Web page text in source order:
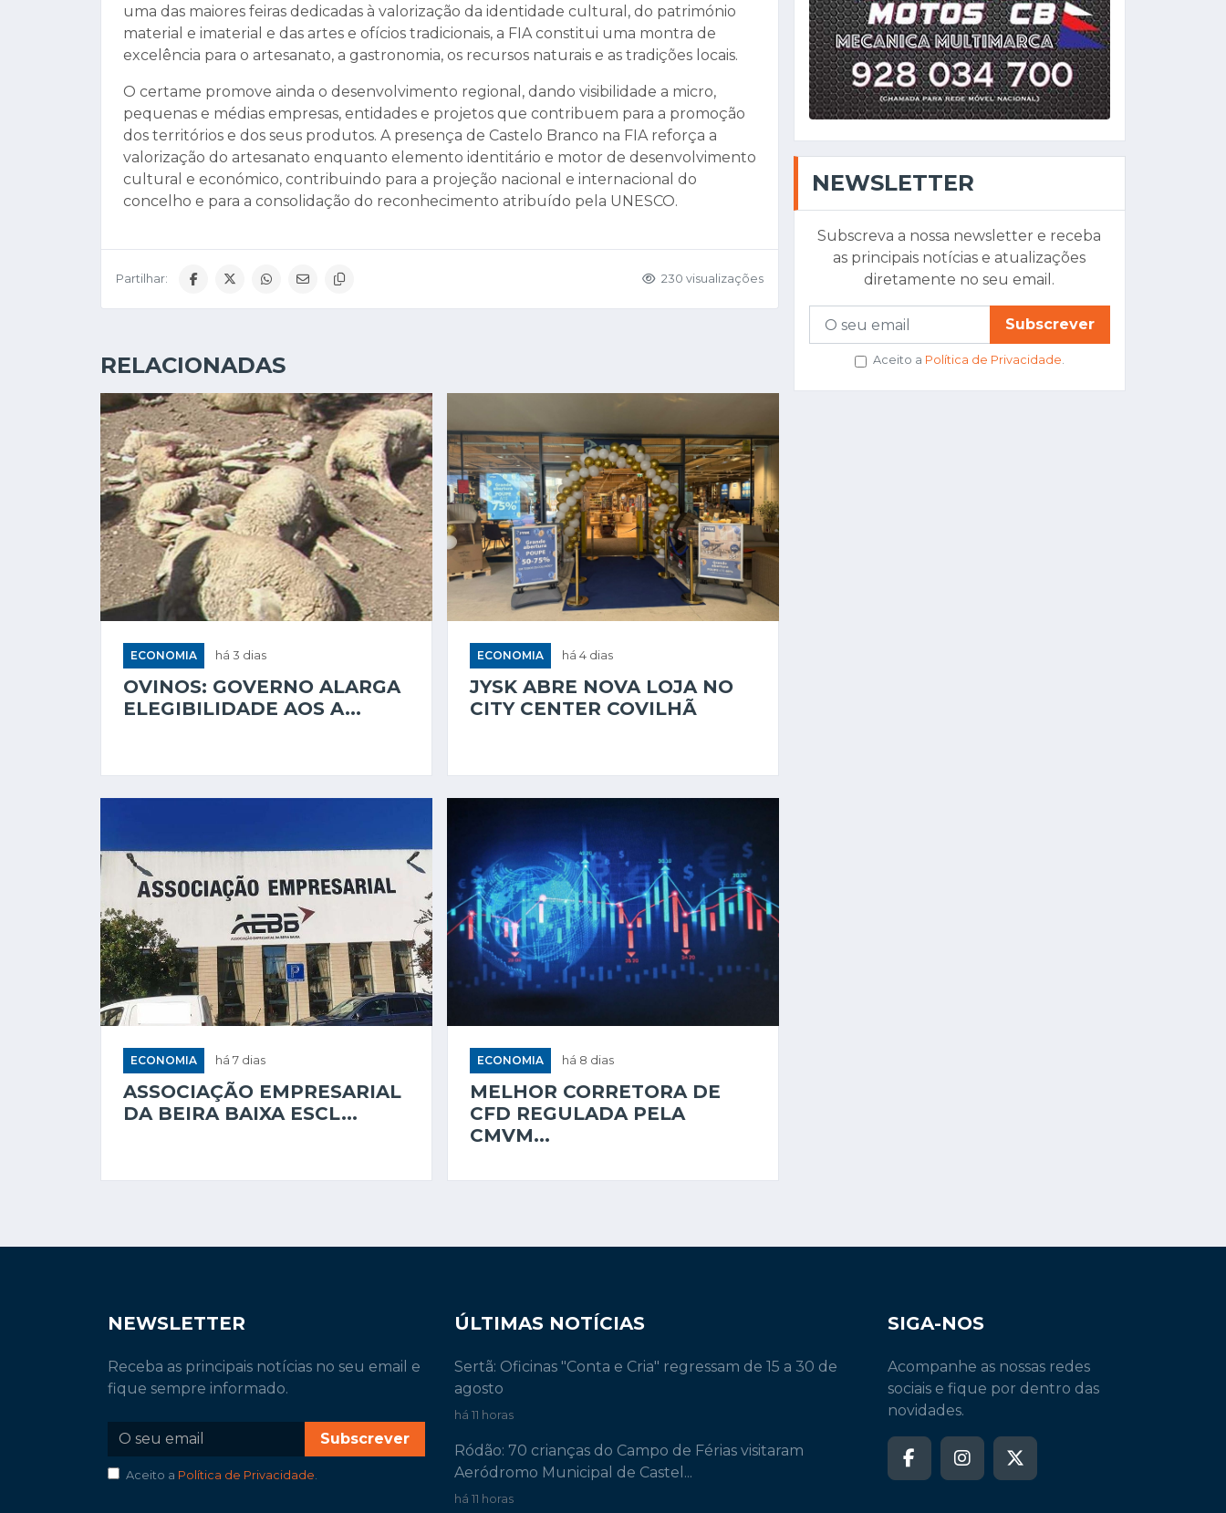
uma das maiores feiras dedicadas à valorização da identidade cultural, do património
material e imaterial e das artes e ofícios tradicionais, a FIA constitui uma montra de
excelência para o artesanato, a gastronomia, os recursos naturais e as tradições locais.
O certame promove ainda o desenvolvimento regional, dando visibilidade a micro,
pequenas e médias empresas, entidades e projetos que contribuem para a promoção
dos territórios e dos seus produtos. A presença de Castelo Branco na FIA reforça a
valorização do artesanato enquanto elemento identitário e motor de desenvolvimento
cultural e económico, contribuindo para a projeção nacional e internacional do
concelho e para a consolidação do reconhecimento atribuído pela UNESCO.
Partilhar: 230 visualizações
RELACIONADAS
ECONOMIA há 3 dias
OVINOS: GOVERNO ALARGA
ELEGIBILIDADE AOS A...
ECONOMIA há 4 dias
JYSK ABRE NOVA LOJA NO
CITY CENTER COVILHÃ
ECONOMIA há 7 dias
ASSOCIAÇÃO EMPRESARIAL
DA BEIRA BAIXA ESCL...
ECONOMIA há 8 dias
MELHOR CORRETORA DE
CFD REGULADA PELA
CMVM...
NEWSLETTER
Subscreva a nossa newsletter e receba
as principais notícias e atualizações
diretamente no seu email.
Subscrever
Aceito a Política de Privacidade.
NEWSLETTER
Receba as principais notícias no seu email e
fique sempre informado.
Subscrever
Aceito a Política de Privacidade
ÚLTIMAS NOTÍCIAS
Sertã: Oficinas "Conta e Cria" regressam de 15 a 30 de
agosto
há 11 horas
Ródão: 70 crianças do Campo de Férias visitaram
Aeródromo Municipal de Castel...
há 11 horas
SIGA-NOS
Acompanhe as nossas redes
sociais e fique por dentro das
novidades.